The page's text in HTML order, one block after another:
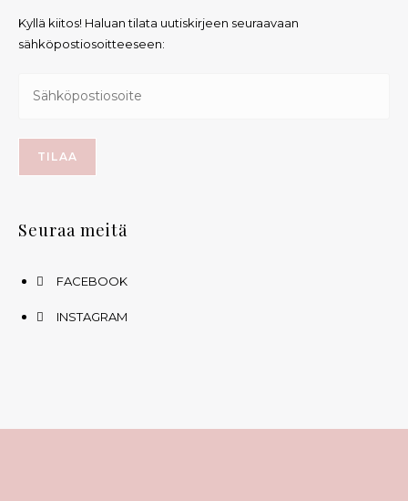
Kyllä kiitos! Haluan tilata uutiskirjeen seuraavaan
sähköpostiosoitteeseen:
Seuraa meitä
FACEBOOK
INSTAGRAM